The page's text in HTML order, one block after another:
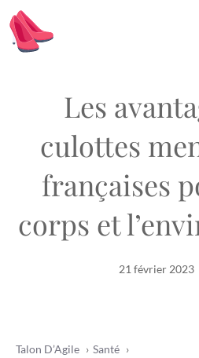
Aller
au
Les
culottes
françaises
corps et
21 février 2023
Talon D’Agile
Santé